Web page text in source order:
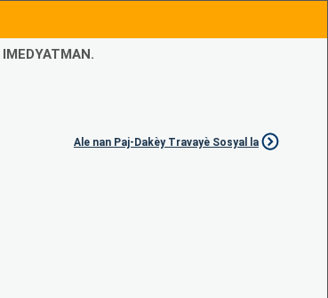
IMEDYATMAN.
Ale nan Paj-Dakèy Travayè Sosyal la